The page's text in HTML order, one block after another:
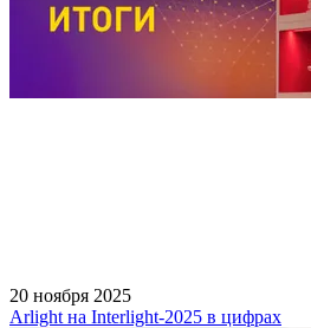
20 ноября 2025
Arlight на Interlight-2025 в цифрах